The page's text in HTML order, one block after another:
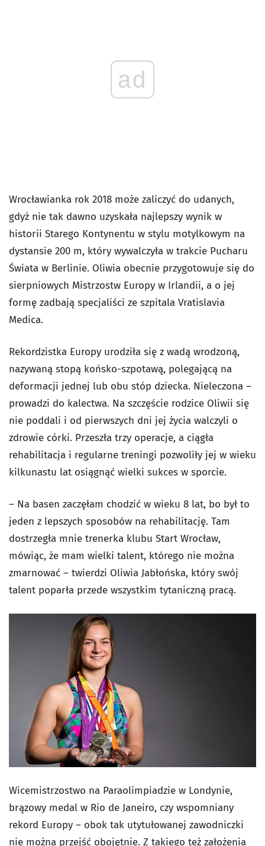
ad
Wrocławianka rok 2018 może zaliczyć do udanych,
gdyż nie tak dawno uzyskała najlepszy wynik w
historii Starego Kontynentu w stylu motylkowym na
dystansie 200 m, który wywalczyła w trakcie Pucharu
Świata w Berlinie. Oliwia obecnie przygotowuje się do
sierpniowych Mistrzostw Europy w Irlandii, a o jej
formę zadbają specjaliści ze szpitala Vratislavia
Medica.
Rekordzistka Europy urodziła się z wadą wrodzoną,
nazywaną stopą końsko-szpotawą, polegającą na
deformacji jednej lub obu stóp dziecka. Nieleczona –
prowadzi do kalectwa. Na szczęście rodzice Oliwii się
nie poddali i od pierwszych dni jej życia walczyli o
zdrowie córki. Przeszła trzy operacje, a ciągła
rehabilitacja i regularne treningi pozwoliły jej w wieku
kilkunastu lat osiągnąć wielki sukces w sporcie.
– Na basen zaczęłam chodzić w wieku 8 lat, bo był to
jeden z lepszych sposobów na rehabilitację. Tam
dostrzegła mnie trenerka klubu Start Wrocław,
mówiąc, że mam wielki talent, którego nie można
zmarnować – twierdzi Oliwia Jabłońska, który swój
talent poparła przede wszystkim tytaniczną pracą.
Wicemistrzostwo na Paraolimpiadzie w Londynie,
brązowy medal w Rio de Janeiro, czy wspomniany
rekord Europy – obok tak utytułowanej zawodniczki
nie można przejść obojętnie. Z takiego też założenia